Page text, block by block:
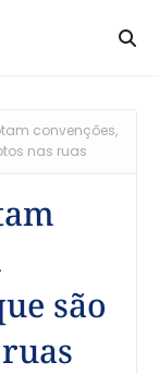
convenções,
nas ruas
são